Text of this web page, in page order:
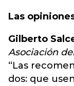
Las
Gilberto
Asociación
“Las
dos: que